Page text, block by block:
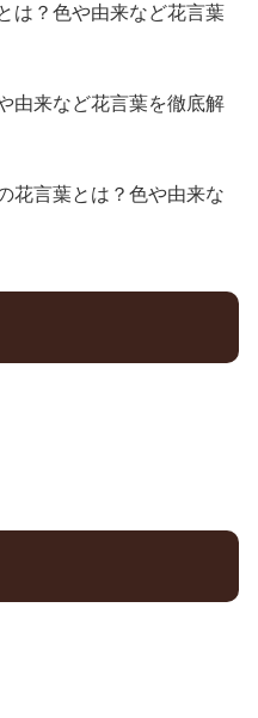
は？色や由来など花言葉
由来など花言葉を徹底解
花言葉とは？色や由来な